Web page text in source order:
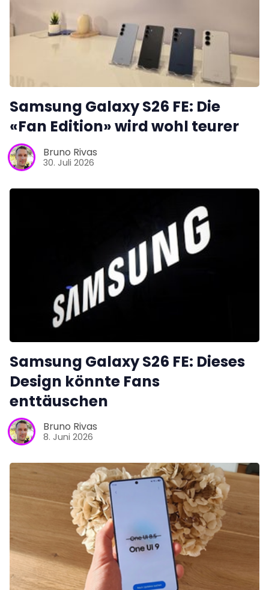
Impressum
Samsung Galaxy S26 FE: Die
«Fan Edition» wird wohl teurer
Bruno Rivas
30. Juli 2026
Samsung Galaxy S26 FE: Dieses
Design könnte Fans
enttäuschen
Bruno Rivas
8. Juni 2026